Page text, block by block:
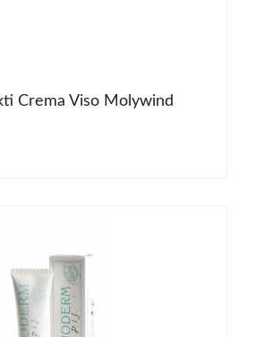
Crema Viso Molywind